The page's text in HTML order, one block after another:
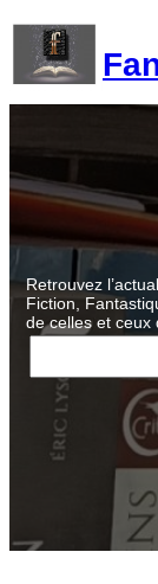
contenu
Retrouvez
Fiction,
de celles et ceux
R
c